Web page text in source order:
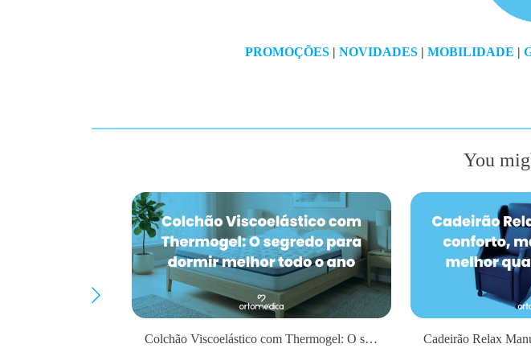
PROMOÇÕES | NOVIDADES | MOBILIDADE |
You
Colchão Viscoelástico com Thermogel: O segredo para dormir melhor todo o ano